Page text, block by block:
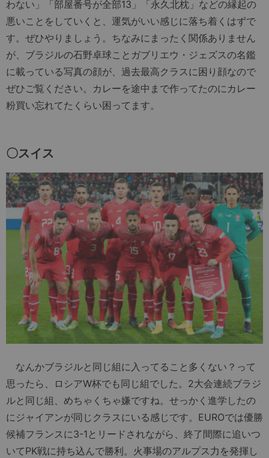
わない」「部屋番号が全部13」「永久北枕」などの縁起の
悪いことをしていくと、運気がいい感じに落ち着くはずで
す。ぜひやりましょう。ちなみにまったく関係ありません
が、ブラジルの石野卓球ことガブリエウ・ジェズスの名鑑
に載っている写真の顔が、過去最高クラスに困り顔なので
ぜひご覧ください。カレーを途中まで作ってたのにカレー
粉買い忘れてたくらい困ってます。
〇スイス
なんかブラジルと同じ組に入ってること多くない？って
思ったら、ロシアW杯でも同じ組でした。2大会連続ブラジ
ルと同じ組、めちゃくちゃ嫌ですね。せっかく進学したの
にジャイアンが同じクラスにいる感じです。EUROでは優勝
候補フランスに3-1とリードされながら、終了間際に追いつ
いてPK戦に持ち込んで勝利。火事場のアルプス力を発揮し